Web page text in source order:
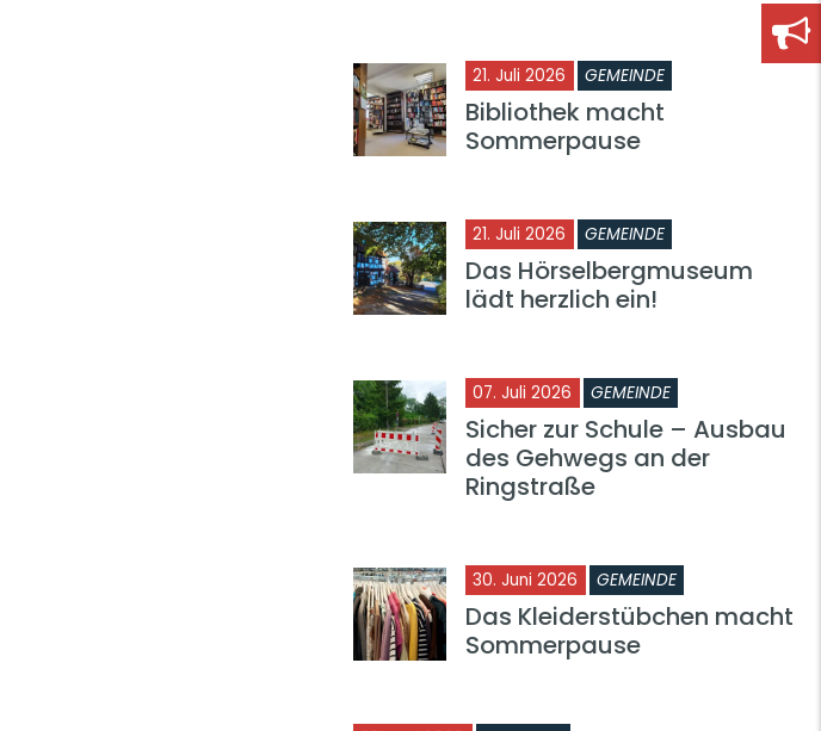
21. Juli 2026 GEMEINDE
Bibliothek macht
Sommerpause
21. Juli 2026 GEMEINDE
Das Hörselbergmuseum
lädt herzlich ein!
07. Juli 2026 GEMEINDE
Sicher zur Schule – Ausbau
des Gehwegs an der
Ringstraße
30. Juni 2026 GEMEINDE
Das Kleiderstübchen macht
Sommerpause